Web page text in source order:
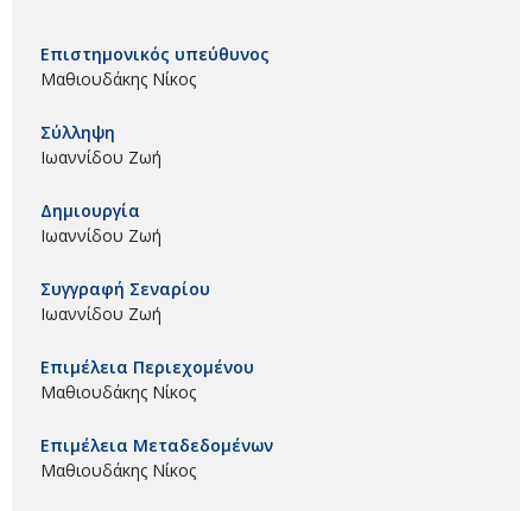
Επιστημονικός υπεύθυνος
Μαθιουδάκης Νίκος
Σύλληψη
Ιωαννίδου Ζωή
Δημιουργία
Ιωαννίδου Ζωή
Συγγραφή Σεναρίου
Ιωαννίδου Ζωή
Επιμέλεια Περιεχομένου
Μαθιουδάκης Νίκος
Επιμέλεια Μεταδεδομένων
Μαθιουδάκης Νίκος